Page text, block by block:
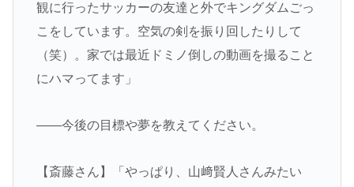
観に行ったサッカーの友達と外でキングダムごっ
こをしています。空気の剣を振り回したりして
（笑）。家では最近ドミノ倒しの動画を撮ること
にハマってます」
――今後の目標や夢を教えてください。
【斎藤さん】「やっぱり、山﨑賢人さんみたい